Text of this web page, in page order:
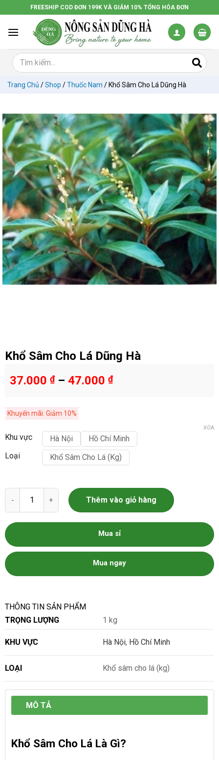
đến
dung
FREESHIP COD ĐƠN 199K VÀ GIẢM 10% TỔNG HÓA ĐƠN
Trang Chủ /Shop /Thuốc Nam / Khổ Sâm Cho Lá Dũng Hà
Khổ Sâm Cho Lá Dũng Hà
37.000 ₫– 47.000 ₫
Khuyến mãi: Giảm 10%
Khu vực Hà Nội
Hồ Chí Minh
Loại
Khổ Sâm Cho Lá (kg)
XÓA
Khổ Sâm Cho Lá Dũng Hà số lượng
Thêm vào giỏ hàng
Mua sỉ
Mua ngay
THÔNG TIN SẢN PHẨM
TRỌNG LƯỢNG
1 kg
KHU VỰC Hà Nội, Hồ Chí Minh
LOẠI Khổ sâm cho lá (kg)
MÔ TẢ
Khổ Sâm Cho Lá Là Gì?